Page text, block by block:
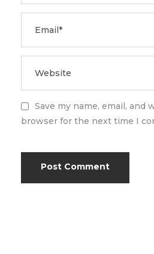
Save my name, email, and
browser for the next time I